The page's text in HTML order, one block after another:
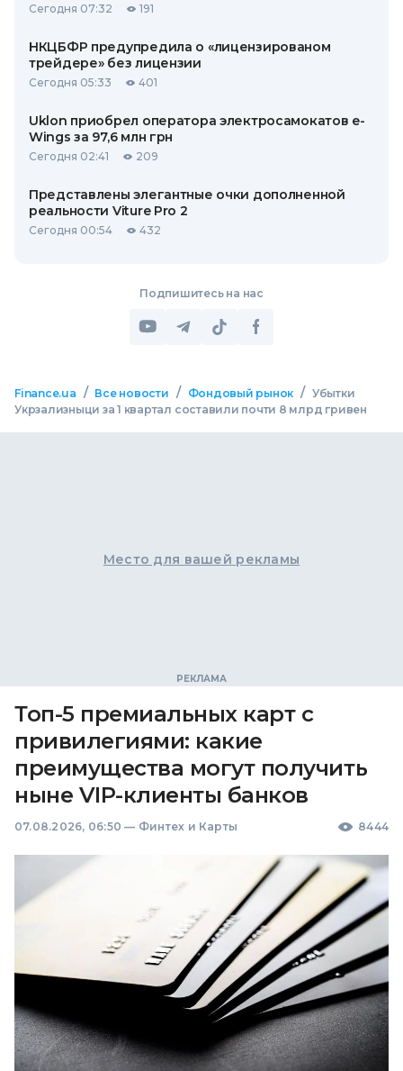
Сегодня 07:32 191
НКЦБФР предупредила о «лицензированом
трейдере» без лицензии
Сегодня 05:33 401
Uklon приобрел оператора электросамокатов e-
Wings за 97,6 млн грн
Сегодня 02:41 209
Представлены элегантные очки дополненной
реальности Viture Pro 2
Сегодня 00:54 432
Подпишитесь на нас
Finance.ua / Все новости / Фондовый рынок / Убытки
Укрзализныци за 1 квартал составили почти 8 млрд гривен
Место для вашей рекламы
Топ-5 премиальных карт с
привилегиями: какие
преимущества могут получить
ныне VIP-клиенты банков
07.08.2026, 06:50 — Финтех и Карты 8444